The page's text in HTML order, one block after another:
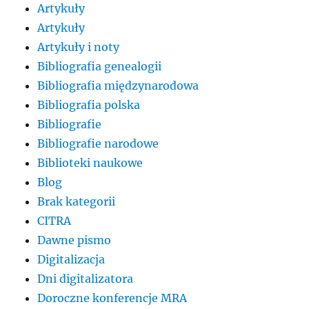
Artykuły
Artykuły
Artykuły i noty
Bibliografia genealogii
Bibliografia międzynarodowa
Bibliografia polska
Bibliografie
Bibliografie narodowe
Biblioteki naukowe
Blog
Brak kategorii
CITRA
Dawne pismo
Digitalizacja
Dni digitalizatora
Doroczne konferencje MRA